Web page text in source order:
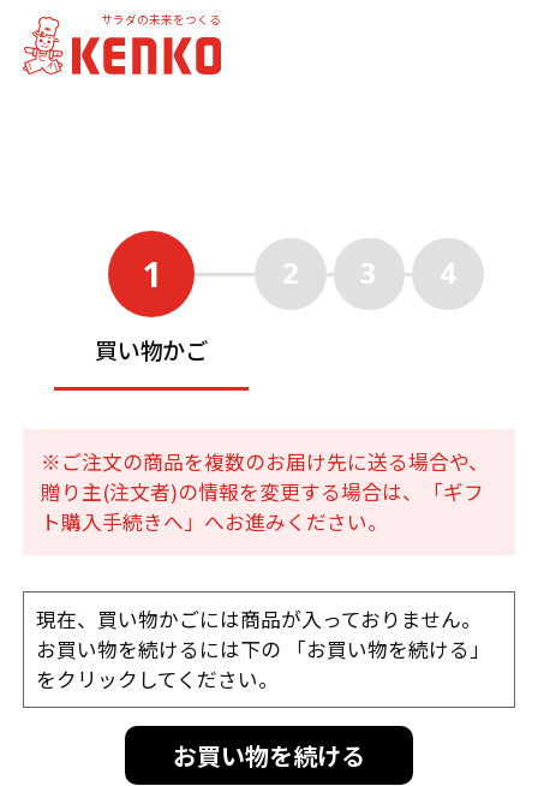
サラダの未来をつくる
1
買い物かご
2 3 4
※ご注文の商品を複数のお届け先に送る場合や、
贈り主(注文者)の情報を変更する場合は、「ギフ
ト購入手続きへ」へお進みください。
現在、買い物かごには商品が入っておりません。
お買い物を続けるには下の 「お買い物を続ける」
をクリックしてください。
お買い物を続ける